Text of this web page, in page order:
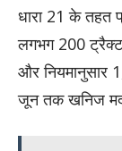
धारा 21 के तहत
लगभग 200
और नियमानुसार
जून तक खनिज मद